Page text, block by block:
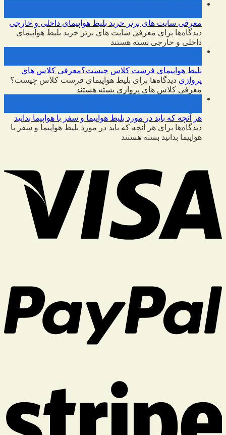
معرفی سایت های برتر خرید بلیط هواپیمای داخلی و خارجی
دیدگاه‌ها برای معرفی سایت های برتر خرید بلیط هواپیمای
داخلی و خارجی بسته هستند
بلیط هواپیمای فرست کلاس چیست؟معرفی کلاس های
پروازی دیدگاه‌ها برای بلیط هواپیمای فرست کلاس چیست؟
معرفی کلاس های پروازی بسته هستند
هر آنچه که باید در مورد بلیط هواپیما و سفر با هواپیما بدانید
دیدگاه‌ها برای هر آنچه که باید در مورد بلیط هواپیما و سفر با
هواپیما بدانید بسته هستند